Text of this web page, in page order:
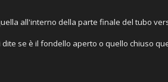
all'interno della parte finale del tubo
se è il fondello aperto o quello chiuso